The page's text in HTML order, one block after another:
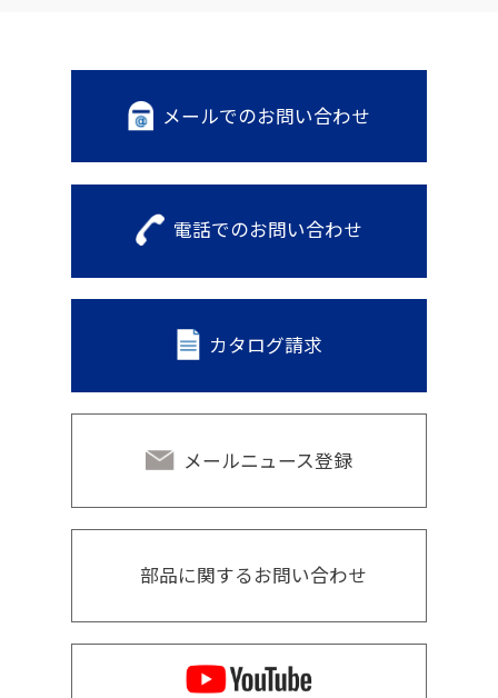
メールでのお問い合わせ
電話でのお問い合わせ
カタログ請求
メールニュース登録
部品に関するお問い合わせ